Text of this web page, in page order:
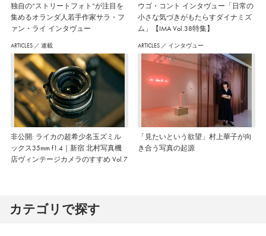
独自の“ストリートフォト”が注目を
集めるオランダ人若手作家サラ・フ
ァン・ライ インタヴュー
ウゴ・コント インタヴュー「日常の
小さな気づきがもたらすダイナミズ
ム」【IMA Vol.38特集】
ARTICLES ／ 連載
非公開: ライカの超希少名玉ズミル
ックス35mm f1.4｜新宿 北村写真機
店ヴィンテージカメラのすすめ Vol.7
ARTICLES ／ インタヴュー
「見たいという欲望」村上華子が向
き合う写真の起源
カテゴリで探す